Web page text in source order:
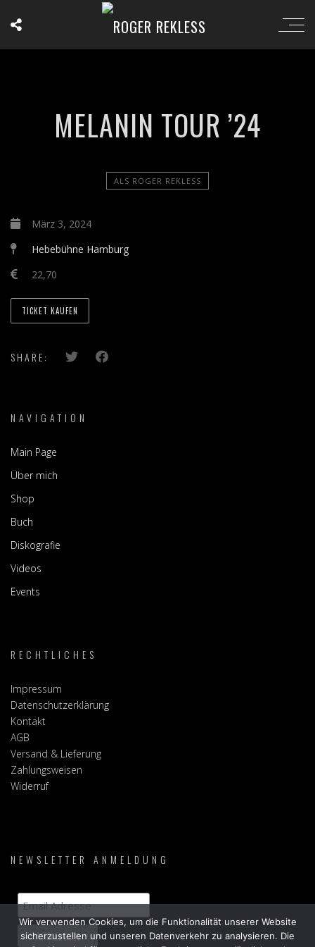
MELANIN TOUR ’24
ALS ROGER REKLESS
März 3, 2024
Hebebühne Hamburg
22,70
TICKET KAUFEN
SHARE:
NAVIGATION
Main Page
Über mich
Shop
Buch
Diskografie
Videos
Events
RECHTLICHES
Impressum
Datenschutzerklärung
Kontakt
AGB
Versand & Lieferung
Zahlungsweisen
Widerruf
NEWSLETTER ANMELDUNG
Wir verwenden Cookies, um die Funktionalität unserer Website
sicherzustellen und unseren Datenverkehr zu analysieren. Die